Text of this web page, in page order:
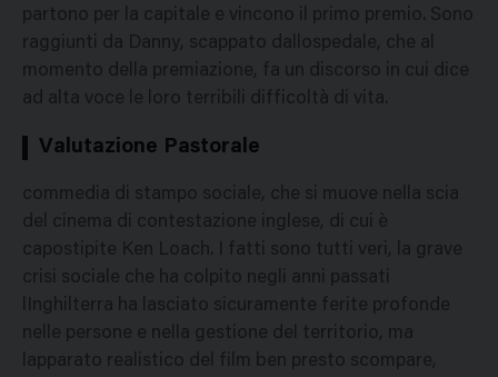
partono per la capitale e vincono il primo premio. Sono
raggiunti da Danny, scappato dallospedale, che al
momento della premiazione, fa un discorso in cui dice
ad alta voce le loro terribili difficoltà di vita.
Valutazione Pastorale
commedia di stampo sociale, che si muove nella scia
del cinema di contestazione inglese, di cui è
capostipite Ken Loach. I fatti sono tutti veri, la grave
crisi sociale che ha colpito negli anni passati
lInghilterra ha lasciato sicuramente ferite profonde
nelle persone e nella gestione del territorio, ma
lapparato realistico del film ben presto scompare,